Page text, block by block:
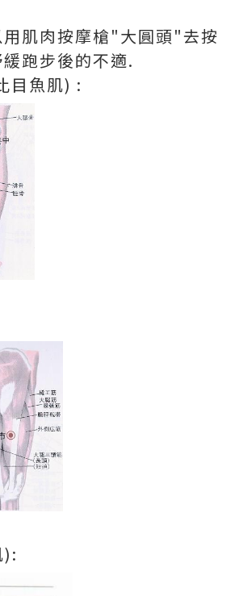
肌肉按摩槍"大圓頭"去按
跑步後的不適.
目魚肌) :
):